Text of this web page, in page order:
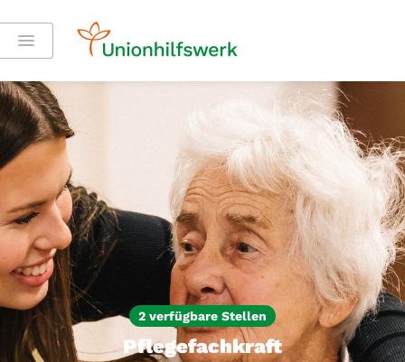
2 verfügbare Stellen
Pflegefachkraft